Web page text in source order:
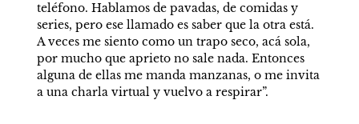
teléfono. Hablamos de pavadas, de comidas y
series, pero ese llamado es saber que la otra está.
A veces me siento como un trapo seco, acá sola,
por mucho que aprieto no sale nada. Entonces
alguna de ellas me manda manzanas, o me invita
a una charla virtual y vuelvo a respirar”.